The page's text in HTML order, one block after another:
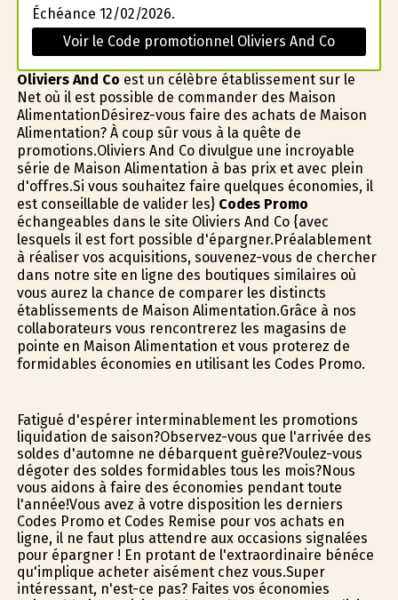
Échéance 12/02/2026.
Voir le Code promotionnel Oliviers And Co
Oliviers And Co est un célèbre établissement sur le
Net où il est possible de commander des Maison
AlimentationDésirez-vous faire des achats de Maison
Alimentation? À coup sûr vous à la quête de
promotions.Oliviers And Co divulgue une incroyable
série de Maison Alimentation à bas prix et avec plein
d'offres.Si vous souhaitez faire quelques économies, il
est conseillable de valider les} Codes Promo
échangeables dans le site Oliviers And Co {avec
lesquels il est fort possible d'épargner.Préalablement
à réaliser vos acquisitions, souvenez-vous de chercher
dans notre site en ligne des boutiques similaires où
vous aurez la chance de comparer les distincts
établissements de Maison Alimentation.Grâce à nos
collaborateurs vous rencontrerez les magasins de
pointe en Maison Alimentation et vous profiterez de
formidables économies en utilisant les Codes Promo.
Fatigué d'espérer interminablement les promotions
liquidation de saison?Observez-vous que l'arrivée des
soldes d'automne ne débarquent guère?Voulez-vous
dégoter des soldes formidables tous les mois?Nous
vous aidons à faire des économies pendant toute
l'année!Vous avez à votre disposition les derniers
Codes Promo et Codes Remise pour vos achats en
ligne, il ne faut plus attendre aux occasions signalées
pour épargner ! En profitant de l'extraordinaire bénéfice
qu'implique acheter aisément chez vous.Super
intéressant, n'est-ce pas? Faites vos économies